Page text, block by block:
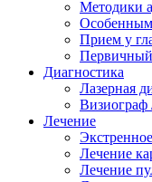
Методики
Прием у
Первичный
Диагностика
Лазерная
Визиограф
Лечение
Лечение
Лечение